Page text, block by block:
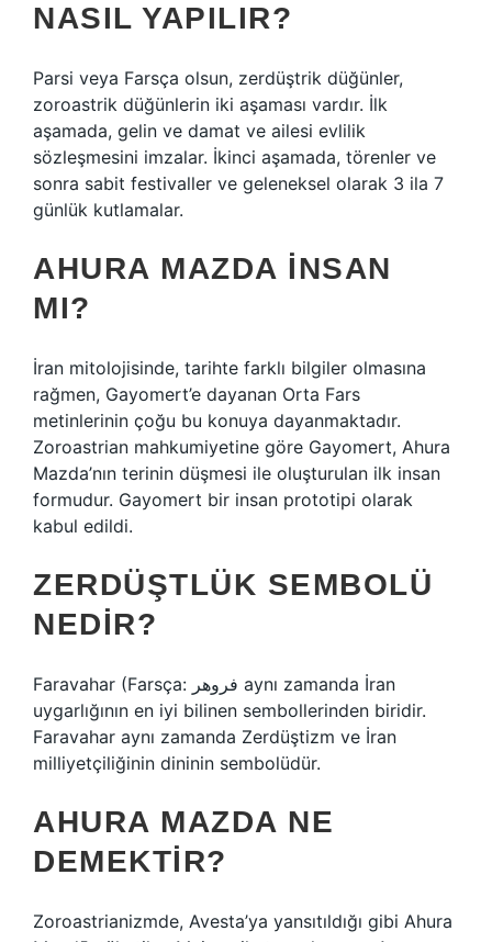
NASIL YAPILIR?
Parsi veya Farsça olsun, zerdüştrik düğünler,
zoroastrik düğünlerin iki aşaması vardır. İlk
aşamada, gelin ve damat ve ailesi evlilik
sözleşmesini imzalar. İkinci aşamada, törenler ve
sonra sabit festivaller ve geleneksel olarak 3 ila 7
günlük kutlamalar.
AHURA MAZDA INSAN
MI?
İran mitolojisinde, tarihte farklı bilgiler olmasına
rağmen, Gayomert’e dayanan Orta Fars
metinlerinin çoğu bu konuya dayanmaktadır.
Zoroastrian mahkumiyetine göre Gayomert, Ahura
Mazda’nın terinin düşmesi ile oluşturulan ilk insan
formudur. Gayomert bir insan prototipi olarak
kabul edildi.
ZERDÜŞTLÜK SEMBOLÜ
NEDIR?
Faravahar (Farsça: فروهر aynı zamanda İran
uygarlığının en iyi bilinen sembollerinden biridir.
Faravahar aynı zamanda Zerdüştizm ve İran
milliyetçiliğinin dininin sembolüdür.
AHURA MAZDA NE
DEMEKTIR?
Zoroastrianizmde, Avesta’ya yansıtıldığı gibi Ahura